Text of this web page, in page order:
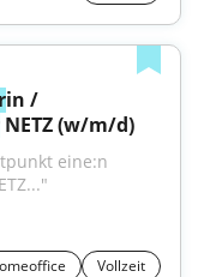
in /
NETZ (w/m/d)
eine:n
Vollzeit